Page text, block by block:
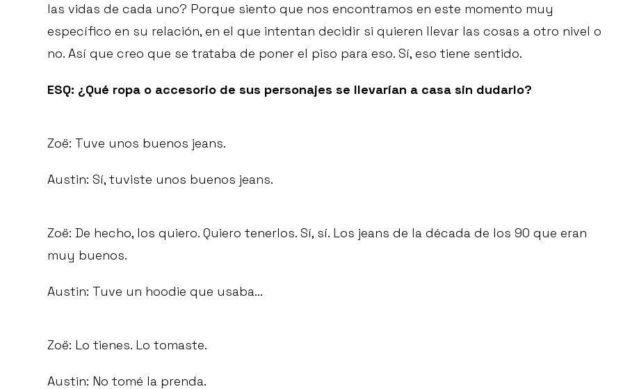
las vidas de cada uno? Porque siento que nos encontramos en este momento muy
específico en su relación, en el que intentan decidir si quieren llevar las cosas a otro nivel o
no. Así que creo que se trataba de poner el piso para eso. Sí, eso tiene sentido.
ESQ: ¿Qué ropa o accesorio de sus personajes se llevarían a casa sin dudarlo?
Zoë: Tuve unos buenos jeans.
Austin: Sí, tuviste unos buenos jeans.
Zoë: De hecho, los quiero. Quiero tenerlos. Sí, sí. Los jeans de la década de los 90 que eran
muy buenos.
Austin: Tuve un hoodie que usaba...
Zoë: Lo tienes. Lo tomaste.
Austin: No tomé la prenda.